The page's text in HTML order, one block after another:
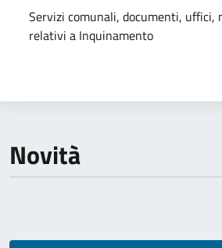
Dettagli della
Servizi comunali, documenti, uffici,
relativi a Inquinamento
Novità